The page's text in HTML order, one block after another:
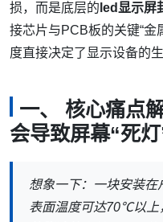
损，而是底层的 led显示屏
接芯片与PCB板的关键“金
度直接决定了显示设备的生
一、 核心痛点
会导致屏幕“死灯
想象一下：一块安装
表面温度可达70℃以